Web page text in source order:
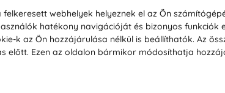
webhelyek helyeznek el az Ön
hatékony navigációját és bizonyos funkciók
k az Ön hozzájárulása nélkül is beállíthatók. Az
előtt. Ezen az oldalon bármikor módosíthatja